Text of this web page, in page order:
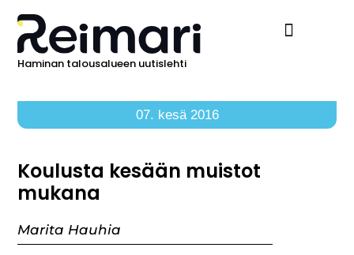
Haminan talousalueen uutislehti
07. kesä 2016
Koulusta kesään muistot
mukana
Marita Hauhia